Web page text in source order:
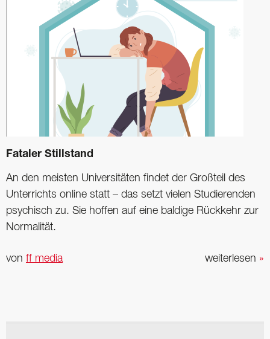
Fataler Stillstand
An den meisten Universitäten findet der Großteil des
Unterrichts online statt – das setzt vielen Studierenden
psychisch zu. Sie hoffen auf eine baldige Rückkehr zur
Normalität.
weiterlesen »
von ff media